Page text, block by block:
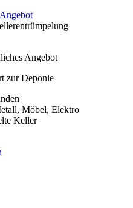
Angebot
zur Deponie
Möbel, Elektro
Keller